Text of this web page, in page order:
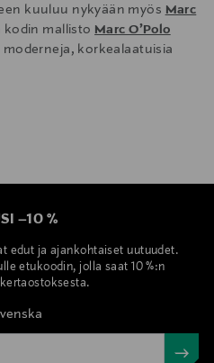
kuuluu nykyään myös Marc
kodin mallisto Marc O’Polo
korkealaatuisia
–10 %
edut ja ajankohtaiset uutuudet.
etukoodin, jolla saat 10 %:n